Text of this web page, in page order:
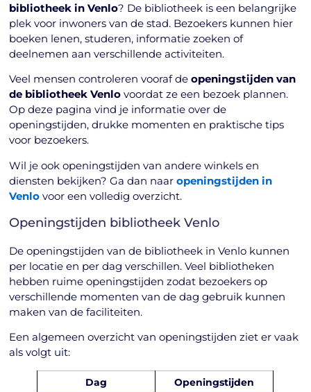
bibliotheek in Venlo? De bibliotheek is een belangrijke
plek voor inwoners van de stad. Bezoekers kunnen hier
boeken lenen, studeren, informatie zoeken of
deelnemen aan verschillende activiteiten.
Veel mensen controleren vooraf deopeningstijden van
de bibliotheek Venlo voordat ze een bezoek plannen.
Op deze pagina vind je informatie over de
openingstijden, drukke momenten en praktische tips
voor bezoekers.
Wil je ook openingstijden van andere winkels en
diensten bekijken? Ga dan naaropeningstijden in
Venlo voor een volledig overzicht.
Openingstijden bibliotheek Venlo
De openingstijden van de bibliotheek in Venlo kunnen
per locatie en per dag verschillen. Veel bibliotheken
hebben ruime openingstijden zodat bezoekers op
verschillende momenten van de dag gebruik kunnen
maken van de faciliteiten.
Een algemeen overzicht van openingstijden ziet er vaak
als volgt uit:
Dag Openingstijden